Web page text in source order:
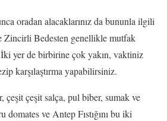
oradan alacaklarınız da bununla ilgili
Zincirli Bedesten genellikle mutfak
yer de birbirine çok yakın, vaktiniz
karşılaştırma yapabilirsiniz.
çeşit çeşit salça, pul biber, sumak ve
domates ve Antep Fıstığını bu iki